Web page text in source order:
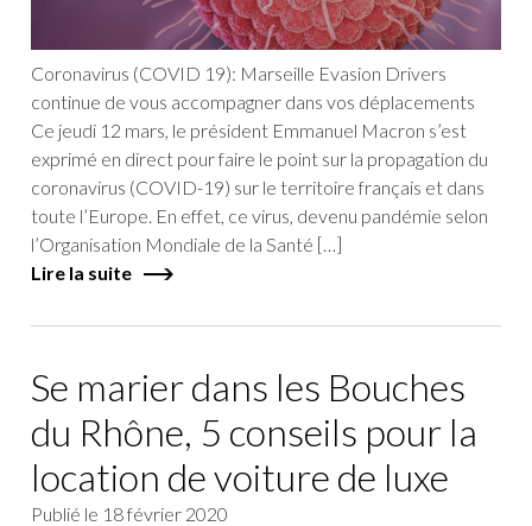
Coronavirus (COVID 19): Marseille Evasion Drivers
continue de vous accompagner dans vos déplacements
Ce jeudi 12 mars, le président Emmanuel Macron s’est
exprimé en direct pour faire le point sur la propagation du
coronavirus (COVID-19) sur le territoire français et dans
toute l’Europe. En effet, ce virus, devenu pandémie selon
l’Organisation Mondiale de la Santé […]
Lire la suite
Se marier dans les Bouches
du Rhône, 5 conseils pour la
location de voiture de luxe
Publié le 18 février 2020